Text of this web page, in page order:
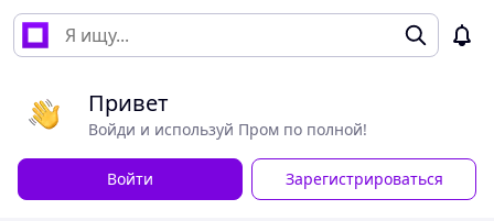
Привет
Войди и используй Пром по полной!
Войти Зарегистрироваться